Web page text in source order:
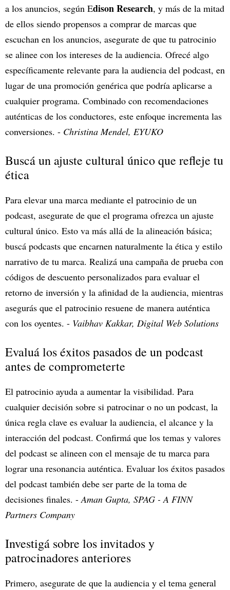
a los anuncios, según Edison Research, y más de la mitad
de ellos siendo propensos a comprar de marcas que
escuchan en los anuncios, asegurate de que tu patrocinio
se alinee con los intereses de la audiencia. Ofrecé algo
específicamente relevante para la audiencia del podcast, en
lugar de una promoción genérica que podría aplicarse a
cualquier programa. Combinado con recomendaciones
auténticas de los conductores, este enfoque incrementa las
conversiones. - Christina Mendel, EYUKO
Buscá un ajuste cultural único que refleje tu
ética
Para elevar una marca mediante el patrocinio de un
podcast, asegurate de que el programa ofrezca un ajuste
cultural único. Esto va más allá de la alineación básica;
buscá podcasts que encarnen naturalmente la ética y estilo
narrativo de tu marca. Realizá una campaña de prueba con
códigos de descuento personalizados para evaluar el
retorno de inversión y la afinidad de la audiencia, mientras
asegurás que el patrocinio resuene de manera auténtica
con los oyentes. - Vaibhav Kakkar, Digital Web Solutions
Evaluá los éxitos pasados de un podcast
antes de comprometerte
El patrocinio ayuda a aumentar la visibilidad. Para
cualquier decisión sobre si patrocinar o no un podcast, la
única regla clave es evaluar la audiencia, el alcance y la
interacción del podcast. Confirmá que los temas y valores
del podcast se alineen con el mensaje de tu marca para
lograr una resonancia auténtica. Evaluar los éxitos pasados
del podcast también debe ser parte de la toma de
decisiones finales. -Aman Gupta, SPAG - A FINN
Partners Company
Investigá sobre los invitados y
patrocinadores anteriores
Primero, asegurate de que la audiencia y el tema general